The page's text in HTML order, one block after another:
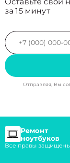
за 15 минут
Отправляя, Вы
Ремонт
ноутбуков
Все правы